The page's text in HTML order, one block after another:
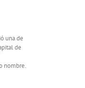
una de
de
nombre.